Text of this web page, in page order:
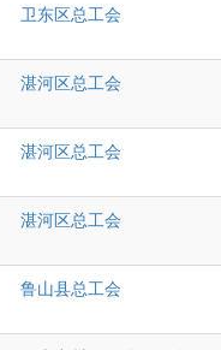
卫东区总工会
湛河区总工会
湛河区总工会
湛河区总工会
鲁山县总工会